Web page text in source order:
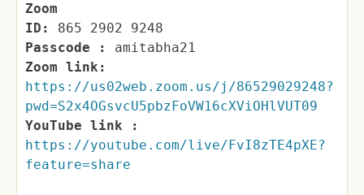
Zoom
ID:
865 2902 9248
Passcode : amitabha21
Zoom link:
https://us02web.zoom.us/j/86529029248?
pwd=S2x4OGsvcU5pbzFoVW16cXViOHlVUT09
YouTube link :
https://youtube.com/live/FvI8zTE4pXE?
feature=share